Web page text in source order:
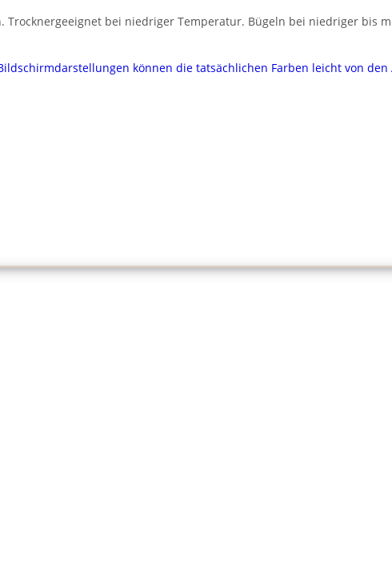
Trocknergeeignet bei niedriger Temperatur. Bügeln bei niedriger bis
können die tatsächlichen Farben leicht von